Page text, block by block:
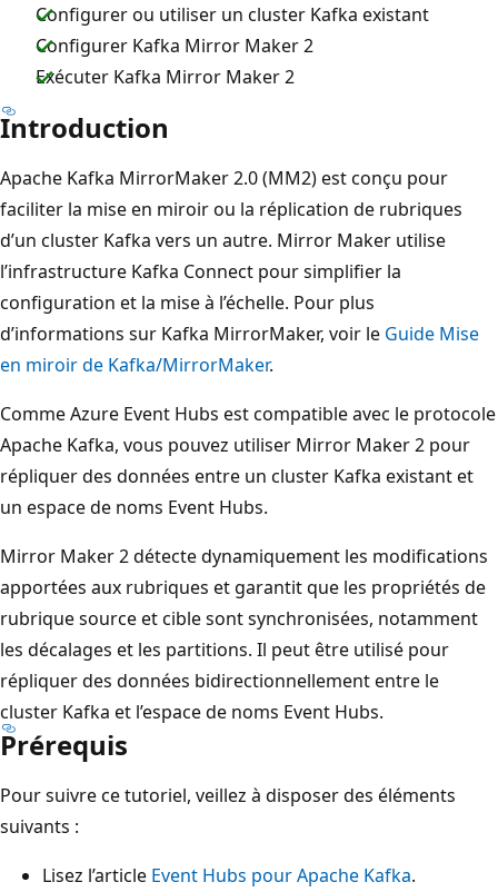
Configurer ou utiliser un cluster Kafka existant
Configurer Kafka Mirror Maker 2
Exécuter Kafka Mirror Maker 2
Introduction
Apache Kafka MirrorMaker 2.0 (MM2) est conçu pour
faciliter la mise en miroir ou la réplication de rubriques
d’un cluster Kafka vers un autre. Mirror Maker utilise
l’infrastructure Kafka Connect pour simplifier la
configuration et la mise à l’échelle. Pour plus
d’informations sur Kafka MirrorMaker, voir le Guide Mise
en miroir de Kafka/MirrorMaker.
Comme Azure Event Hubs est compatible avec le protocole
Apache Kafka, vous pouvez utiliser Mirror Maker 2 pour
répliquer des données entre un cluster Kafka existant et
un espace de noms Event Hubs.
Mirror Maker 2 détecte dynamiquement les modifications
apportées aux rubriques et garantit que les propriétés de
rubrique source et cible sont synchronisées, notamment
les décalages et les partitions. Il peut être utilisé pour
répliquer des données bidirectionnellement entre le
cluster Kafka et l’espace de noms Event Hubs.
Prérequis
Pour suivre ce tutoriel, veillez à disposer des éléments
suivants :
Lisez l’article Event Hubs pour Apache Kafka.